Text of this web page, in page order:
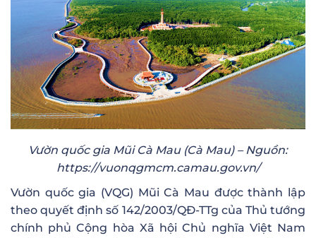
Vườn quốc gia Mũi Cà Mau (Cà Mau) – Nguồn:
https://vuonqgmcm.camau.gov.vn/
Vườn quốc gia (VQG) Mũi Cà Mau được thành lập
theo quyết định số 142/2003/QĐ-TTg của Thủ tướng
chính phủ Cộng hòa Xã hội Chủ nghĩa Việt Nam